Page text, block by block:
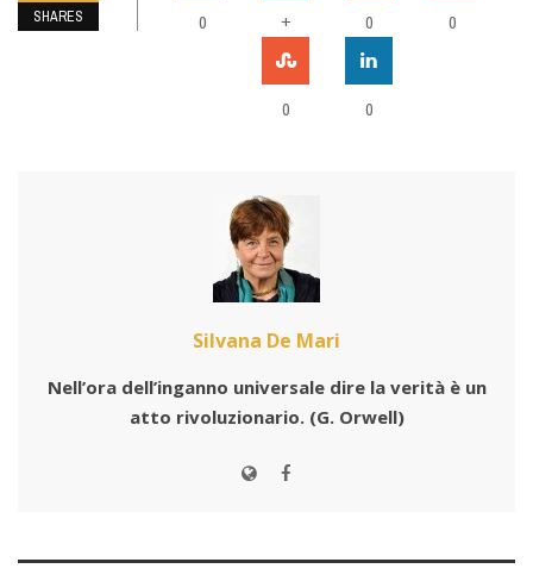
SHARES 0 + 0 0
0 0
Silvana De Mari
Nell’ora dell’inganno universale dire la verità è un
atto rivoluzionario. (G. Orwell)